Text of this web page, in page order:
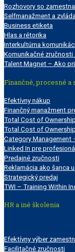
Rozhovory so
Selfmanažment a
Business etiketa
Hlas a rétorika
Interkultúrna
Komunikačné zručnosti
Talent Magnet – Ako
Finančné, procesné a
Efektívny nákup
Finančný manažment
Total Cost of
Total Cost of
Category Management
Linked In pre
Predajné zručnosti
Reklamácia ako šanca
Strategický predaj
TWI – Training Within
HR a iné školenia
Efektívny výber
Facilitačné zručnosti